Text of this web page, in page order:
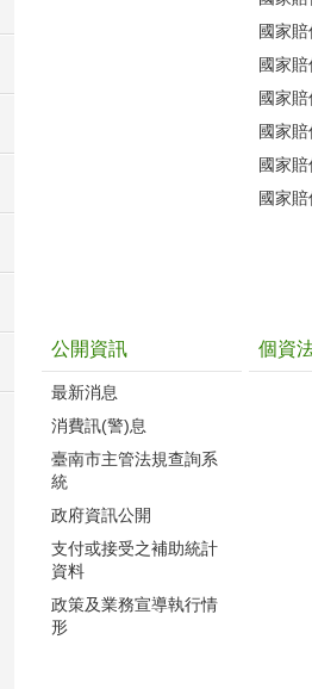
國家
國家
國家
國家
國家
國家
公開資訊
最新消息
消費訊(警)息
臺南市主管法規查詢系
統
政府資訊公開
支付或接受之補助統計
資料
政策及業務宣導執行情
形
個資